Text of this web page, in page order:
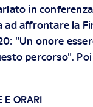
in
ad affrontare la
"Un onore
percorso".
ORARI